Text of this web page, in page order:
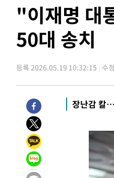
-24800초 전 > [속보]종합특검,
-20895초 전 >
[속보]코스닥,
-20825초 전 >
[속보]코스피,
-18289초 전 >"여기 떨어졌다"…
-15334초 전 >손흥민, 5경기 연
-7935초 전 >
내일까지 39도 '
-7572초 전 >
-7550초 전 >
"美간섭에 합의
-4070초 전 >
[속보]산업장관 "
-2767초 전 >
[속보]경찰, '홍명
-28970초 전 >
[속보]합참 "北
"이재명 대
50대 송치
등록 2026.05.19 10:32:15 수
장난감 칼